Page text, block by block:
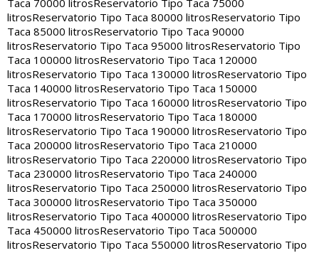
Taca 70000 litros Reservatorio Tipo Taca 75000
litrosReservatorio Tipo Taca 80000 litrosReservatorio Tipo
Taca 85000 litrosReservatorio Tipo Taca 90000
litrosReservatorio Tipo Taca 95000 litrosReservatorio Tipo
Taca 100000 litrosReservatorio Tipo Taca 120000
litrosReservatorio Tipo Taca 130000 litrosReservatorio Tipo
Taca 140000 litrosReservatorio Tipo Taca 150000
litrosReservatorio Tipo Taca 160000 litrosReservatorio Tipo
Taca 170000 litrosReservatorio Tipo Taca 180000
litrosReservatorio Tipo Taca 190000 litrosReservatorio Tipo
Taca 200000 litrosReservatorio Tipo Taca 210000
litrosReservatorio Tipo Taca 220000 litrosReservatorio Tipo
Taca 230000 litrosReservatorio Tipo Taca 240000
litrosReservatorio Tipo Taca 250000 litrosReservatorio Tipo
Taca 300000 litrosReservatorio Tipo Taca 350000
litrosReservatorio Tipo Taca 400000 litrosReservatorio Tipo
Taca 450000 litrosReservatorio Tipo Taca 500000
litrosReservatorio Tipo Taca 550000 litrosReservatorio Tipo